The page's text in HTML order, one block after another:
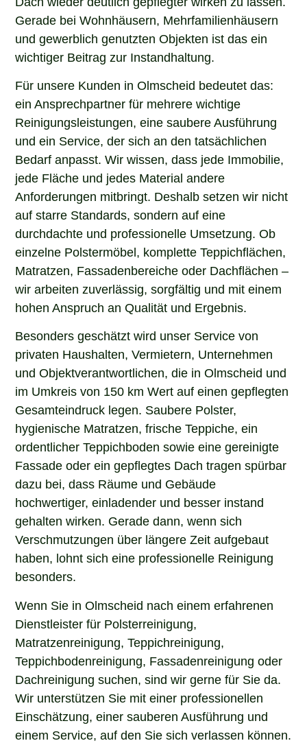
Gerade bei Wohnhäusern, Mehrfamilienhäusern
und gewerblich genutzten Objekten ist das ein
wichtiger Beitrag zur Instandhaltung.
Für unsere Kunden in Olmscheid bedeutet das:
ein Ansprechpartner für mehrere wichtige
Reinigungsleistungen, eine saubere Ausführung
und ein Service, der sich an den tatsächlichen
Bedarf anpasst. Wir wissen, dass jede Immobilie,
jede Fläche und jedes Material andere
Anforderungen mitbringt. Deshalb setzen wir nicht
auf starre Standards, sondern auf eine
durchdachte und professionelle Umsetzung. Ob
einzelne Polstermöbel, komplette Teppichflächen,
Matratzen, Fassadenbereiche oder Dachflächen –
wir arbeiten zuverlässig, sorgfältig und mit einem
hohen Anspruch an Qualität und Ergebnis.
Besonders geschätzt wird unser Service von
privaten Haushalten, Vermietern, Unternehmen
und Objektverantwortlichen, die in Olmscheid und
im Umkreis von 150 km Wert auf einen gepflegten
Gesamteindruck legen. Saubere Polster,
hygienische Matratzen, frische Teppiche, ein
ordentlicher Teppichboden sowie eine gereinigte
Fassade oder ein gepflegtes Dach tragen spürbar
dazu bei, dass Räume und Gebäude
hochwertiger, einladender und besser instand
gehalten wirken. Gerade dann, wenn sich
Verschmutzungen über längere Zeit aufgebaut
haben, lohnt sich eine professionelle Reinigung
besonders.
Wenn Sie in Olmscheid nach einem erfahrenen
Dienstleister für Polsterreinigung,
Matratzenreinigung, Teppichreinigung,
Teppichbodenreinigung, Fassadenreinigung oder
Dachreinigung suchen, sind wir gerne für Sie da.
Wir unterstützen Sie mit einer professionellen
Einschätzung, einer sauberen Ausführung und
einem Service, auf den Sie sich verlassen können.